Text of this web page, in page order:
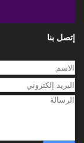
إتصل بنا